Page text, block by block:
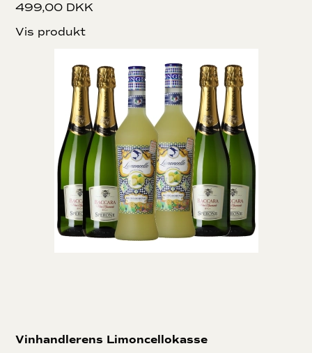
499,00 DKK
Vis produkt
Vinhandlerens Limoncellokasse